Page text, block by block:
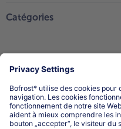
Catégories